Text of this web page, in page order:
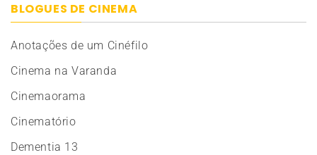
BLOGUES DE CINEMA
Anotações de um Cinéfilo
Cinema na Varanda
Cinemaorama
Cinematório
Dementia 13